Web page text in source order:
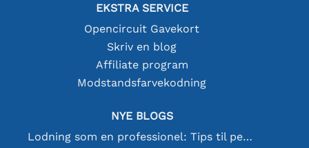
EKSTRA SERVICE
Opencircuit Gavekort
Skriv en blog
Affiliate program
Modstandsfarvekodning
NYE BLOGS
Lodning som en professionel: Tips til perfekte elektroniske forbindelser